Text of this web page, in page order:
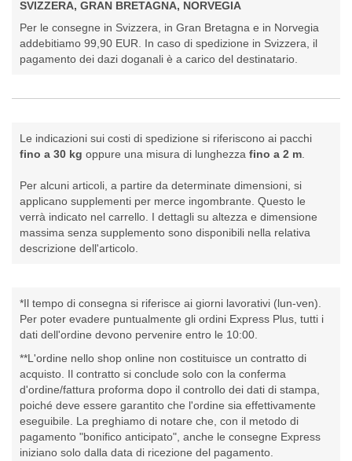
SVIZZERA, GRAN BRETAGNA, NORVEGIA
Per le consegne in Svizzera, in Gran Bretagna e in Norvegia
addebitiamo 99,90 EUR. In caso di spedizione in Svizzera, il
pagamento dei dazi doganali è a carico del destinatario.
Le indicazioni sui costi di spedizione si riferiscono ai pacchi
fino a 30 kg oppure una misura di lunghezza fino a 2 m
Per alcuni articoli, a partire da determinate dimensioni, si
applicano supplementi per merce ingombrante. Questo le
verrà indicato nel carrello. I dettagli su altezza e dimensione
massima senza supplemento sono disponibili nella relativa
descrizione dell'articolo.
*Il tempo di consegna si riferisce ai giorni lavorativi (lun-ven).
Per poter evadere puntualmente gli ordini Express Plus, tutti i
dati dell'ordine devono pervenire entro le 10:00.
**L'ordine nello shop online non costituisce un contratto di
acquisto. Il contratto si conclude solo con la conferma
d'ordine/fattura proforma dopo il controllo dei dati di stampa,
poiché deve essere garantito che l'ordine sia effettivamente
eseguibile. La preghiamo di notare che, con il metodo di
pagamento "bonifico anticipato", anche le consegne Express
iniziano solo dalla data di ricezione del pagamento.